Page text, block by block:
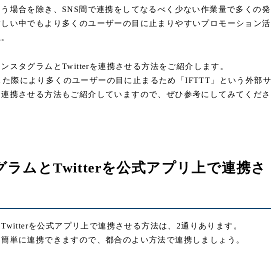
場合を除き、SNS間で連携をしてなるべく少ない作業量で多くの発
い中でもより多くのユーザーの目に止まりやすいプロモーション活
スタグラムとTwitterを連携させる方法をご紹介します。
際により多くのユーザーの目に止まるため「IFTTT」という外部サ
携させる方法もご紹介していますので、ぜひ参考にしてみてくださ
ラムとTwitterを公式アプリ上で連携さ
を公式アプリ上で連携させる方法は、2通りあります。
単に連携できますので、都合のよい方法で連携しましょう。